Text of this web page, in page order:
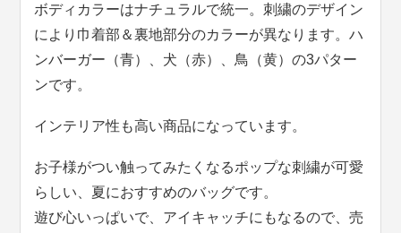
ボディカラーはナチュラルで統一。刺繍のデザイン
により巾着部＆裏地部分のカラーが異なります。ハ
ンバーガー（青）、犬（赤）、鳥（黄）の3パター
ンです。
インテリア性も高い商品になっています。
お子様がつい触ってみたくなるポップな刺繍が可愛
らしい、夏におすすめのバッグです。
遊び心いっぱいで、アイキャッチにもなるので、売